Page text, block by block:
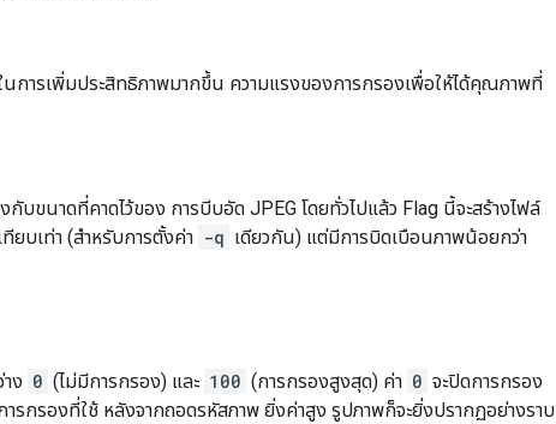
นการเพิ่มประสิทธิภาพมากขึ้น ความแรงของการกรองเพื่อให้ได้คุณภาพที่
กับขนาดที่คาดไว้ของ การบีบอัด JPEG โดยทั่วไปแล้ว Flag นี้จะสร้างไฟล์
ยบเท่า (สำหรับการตั้งค่า -q เดียวกัน) แต่มีการบิดเบือนภาพน้อยกว่า
ง 0 (ไม่มีการกรอง) และ 100 (การกรองสูงสุด) ค่า 0 จะปิดการกรอง
รกรองที่ใช้ หลังจากถอดรหัสภาพ ยิ่งค่าสูง รูปภาพก็จะยิ่งปรากฏอย่างราบ